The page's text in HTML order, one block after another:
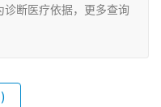
断医疗依据，更多查询